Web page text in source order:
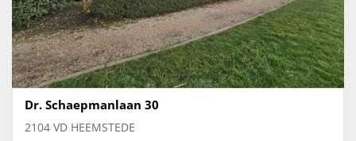
Dr. Schaepmanlaan 30
2104 VD HEEMSTEDE